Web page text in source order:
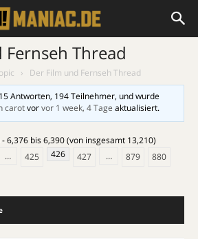
Thread
›
Der Film und Fernseh Thread
Antworten, 194 Teilnehmer, und wurde
carotvorvor 1 week, 4 Tage aktualisiert.
6,376 bis 6,390 (von insgesamt 13,210)
… 425 426 427 … 879
880